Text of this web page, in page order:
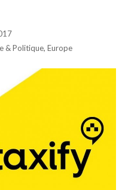
& Politique, Europe